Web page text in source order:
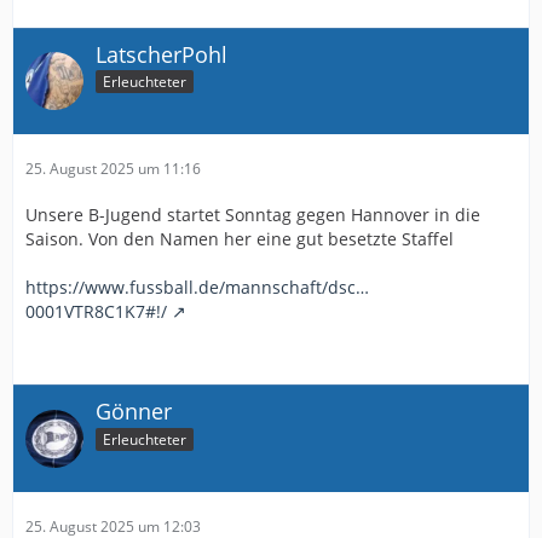
LatscherPohl
Erleuchteter
25. August 2025 um 11:16
Unsere B-Jugend startet Sonntag gegen Hannover in die
Saison. Von den Namen her eine gut besetzte Staffel
https://www.fussball.de/mannschaft/dsc…
0001VTR8C1K7#!/
Gönner
Erleuchteter
25. August 2025 um 12:03